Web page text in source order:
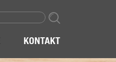
KONTAKT